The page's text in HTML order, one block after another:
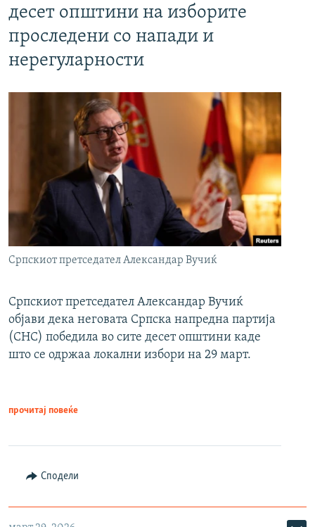
десет општини на изборите
проследени со напади и
нерегуларности
Српскиот претседател Александар Вучиќ
Српскиот претседател Александар Вучиќ
објави дека неговата Српска напредна партија
(СНС) победила во сите десет општини каде
што се одржаа локални избори на 29 март.
прочитај повеќе
Сподели